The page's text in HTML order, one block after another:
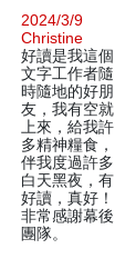
2024/3/9
Christine
好讀是我這個
文字工作者隨
時隨地的好朋
友，我有空就
上來，給我許
多精神糧食，
伴我度過許多
白天黑夜，有
好讀，真好！
非常感謝幕後
團隊。